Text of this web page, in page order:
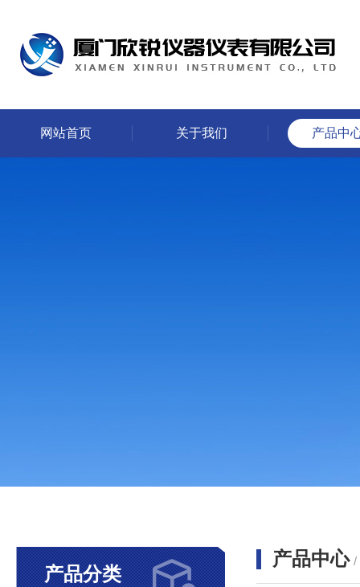
网站首页 关于我们 产品中
产品分类
产品中心 /